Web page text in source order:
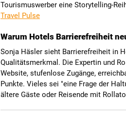
Tourismuswerber eine Storytelling-
Travel Pulse
Warum Hotels Barrierefreiheit
Sonja Häsler sieht Barrierefreiheit in
Qualitätsmerkmal. Die Expertin und
Website, stufenlose Zugänge,
Punkte. Vieles sei "eine Frage der
ältere Gäste oder Reisende mit